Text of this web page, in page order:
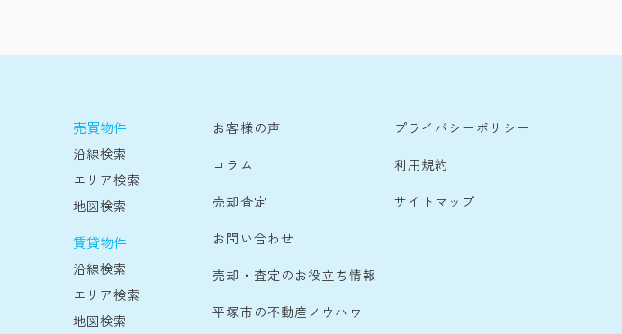
売買物件
沿線検索
エリア検索
地図検索
賃貸物件
沿線検索
エリア検索
地図検索
お客様の声
コラム
売却査定
お問い合わせ
売却・査定のお役立ち情報
平塚市の不動産ノウハウ
プライバシーポリシー
利用規約
サイトマップ